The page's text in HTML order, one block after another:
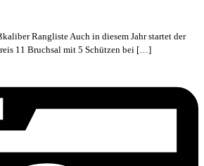
Rangliste Auch in diesem Jahr startet der
11 Bruchsal mit 5 Schützen bei […]